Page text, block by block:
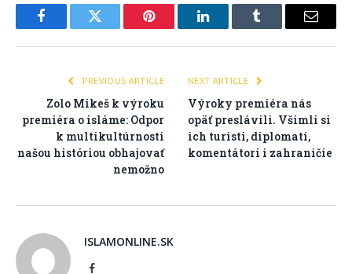
FacebookTwitter Pinterest LinkedInTumblr Email
PREVIOUS ARTICLE
Zolo Mikeš k výroku
premiéra o isláme: Odpor
k multikultúrnosti
našou históriou obhajovať
nemožno
NEXT ARTICLE
Výroky premiéra nás
opäť preslávili. Všimli si
ich turisti, diplomati,
komentátori i zahraničie
ISLAMONLINE.SK
Facebook